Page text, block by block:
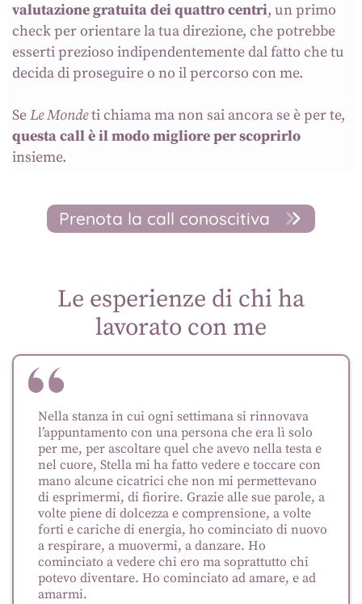
valutazione gratuita dei quattro centri, un primo
check per orientare la tua direzione, che potrebbe
esserti prezioso indipendentemente dal fatto che tu
decida di proseguire o no il percorso con me.
SeLe Mondeti chiama ma non sai ancora se è per te,
questa call è il modo migliore per scoprirlo
insieme.
Prenota la call conoscitiva
Le esperienze di chi ha
lavorato con me
Nella stanza in cui ogni settimana si rinnovava
l’appuntamento con una persona che era lì solo
per me, per ascoltare quel che avevo nella testa e
nel cuore, Stella mi ha fatto vedere e toccare con
mano alcune cicatrici che non mi permettevano
di esprimermi, di fiorire. Grazie alle sue parole, a
volte piene di dolcezza e comprensione, a volte
forti e cariche di energia, ho cominciato di nuovo
a respirare, a muovermi, a danzare. Ho
cominciato a vedere chi ero ma soprattutto chi
potevo diventare. Ho cominciato ad amare, e ad
amarmi.